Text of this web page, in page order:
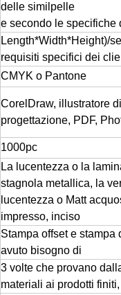
delle similpelle
e secondo le specifiche
Length*Width*Height)/
requisiti specifici dei
CMYK o Pantone
CorelDraw, illustratore
progettazione, PDF,
1000pc
La lucentezza o la
stagnola metallica, la
lucentezza o Matt
impresso, inciso
Stampa offset e stampa
avuto bisogno di
3 volte che provano
materiali ai prodotti